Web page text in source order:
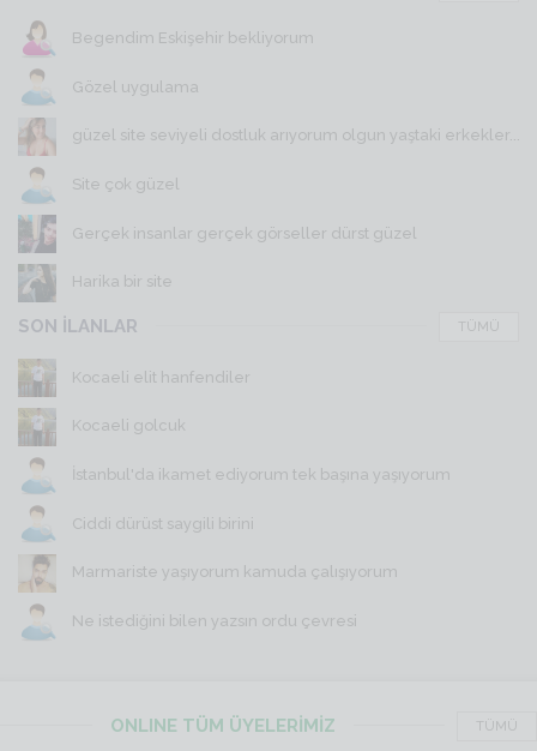
Begendim Eskişehir bekliyorum
Gözel uygulama
güzel site seviyeli dostluk arıyorum olgun yaştaki erkekler...
Site çok güzel
Gerçek insanlar gerçek görseller dürst güzel
Harika bir site
SON İLANLAR TÜMÜ
Kocaeli elit hanfendiler
Kocaeli golcuk
İstanbul'da ikamet ediyorum tek başına yaşıyorum
Ciddi dürüst saygili birini
Marmariste yaşıyorum kamuda çalışıyorum
Ne istediğini bilen yazsın ordu çevresi
ONLINE TÜM ÜYELERİMİZ TÜMÜ